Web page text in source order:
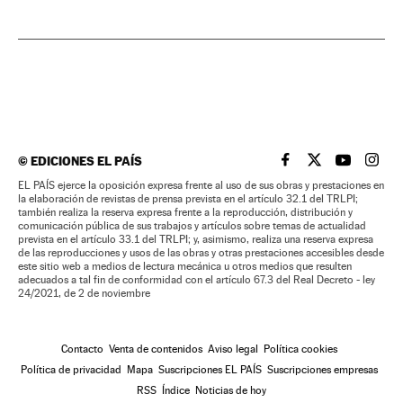
©EDICIONES EL PAÍS EL PAÍS BRASIL EN
EL PAÍSEL PAÍS
EL
EL PAÍS ejerce la oposición expresa frente al uso de sus obras y prestaciones en
la elaboración de revistas de prensa prevista en el artículo 32.1 del TRLPI;
también realiza la reserva expresa frente a la reproducción, distribución y
comunicación pública de sus trabajos y artículos sobre temas de actualidad
prevista en el artículo 33.1 del TRLPI; y, asimismo, realiza una reserva expresa
de las reproducciones y usos de las obras y otras prestaciones accesibles desde
este sitio web a medios de lectura mecánica u otros medios que resulten
adecuados a tal fin de conformidad con el artículo 67.3 del Real Decreto - ley
24/2021, de 2 de noviembre
Contacto Venta de contenidos Aviso legal
Política cookies
Política de privacidad
Mapa Suscripciones EL PAÍS Suscripciones empresas
RSS
Índice Noticias de hoy